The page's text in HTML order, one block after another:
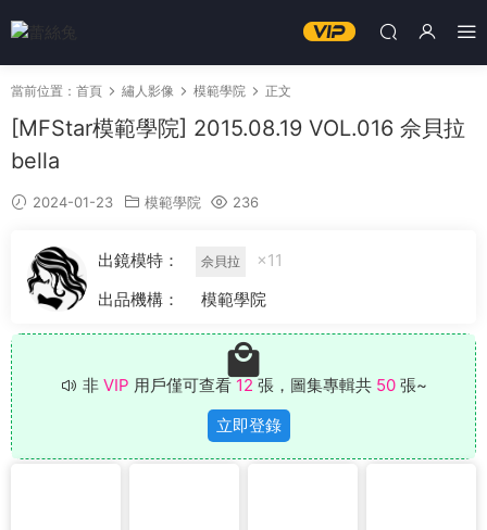
當前位置： 首頁 繡人影像 模範學院 正文
[MFStar模範學院] 2015.08.19 VOL.016 佘貝拉
bella
2024-01-23 模範學院 236
出鏡模特： 佘貝拉
×11
出品機構：
模範學院
非 VIP 用戶僅可查看 12 張，圖集專輯共 50張~
立即登錄